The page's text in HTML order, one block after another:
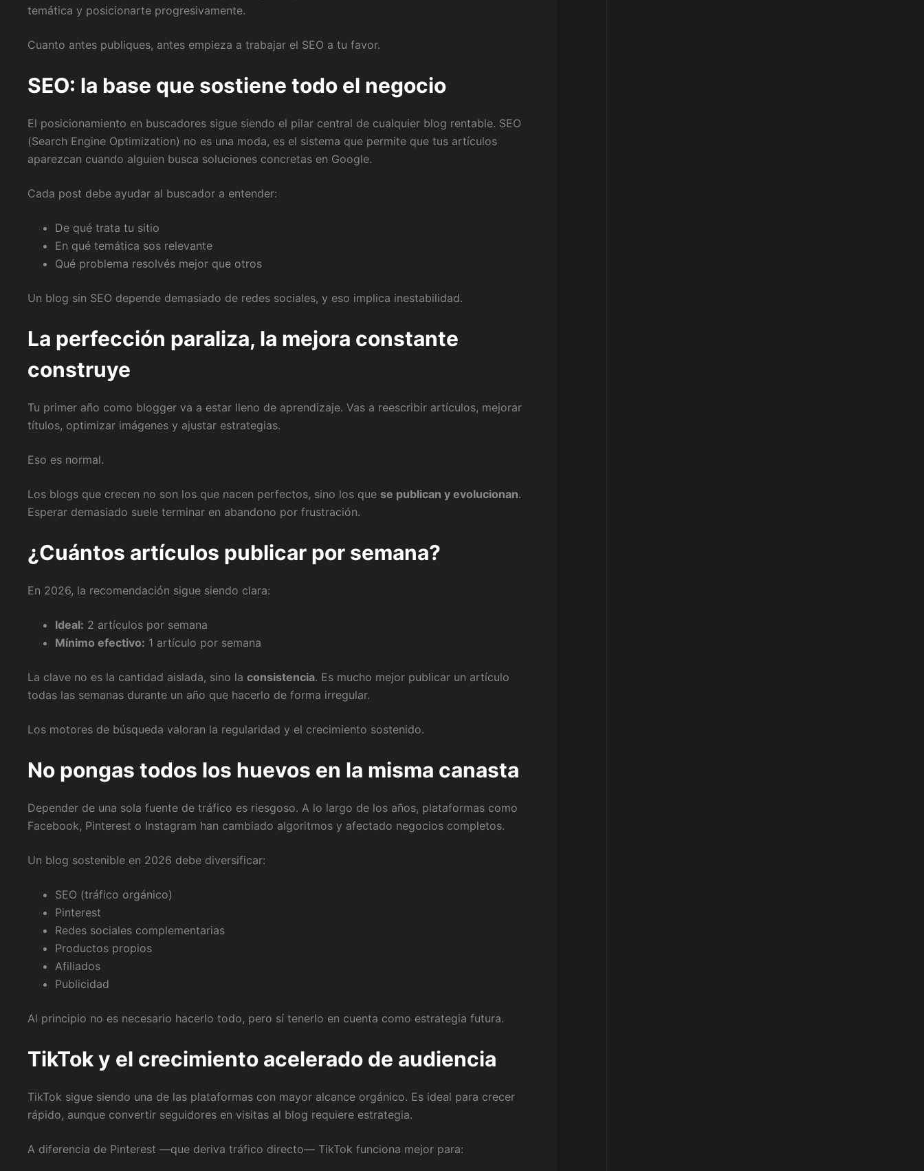
temática y posicionarte progresivamente.
Cuanto antes publiques, antes empieza a trabajar el SEO a tu favor.
SEO: la base que sostiene todo el negocio
El posicionamiento en buscadores sigue siendo el pilar central de cualquier blog rentable. SEO
(Search Engine Optimization) no es una moda, es el sistema que permite que tus artículos
aparezcan cuando alguien busca soluciones concretas en Google.
Cada post debe ayudar al buscador a entender:
De qué trata tu sitio
En qué temática sos relevante
Qué problema resolvés mejor que otros
Un blog sin SEO depende demasiado de redes sociales, y eso implica inestabilidad.
La perfección paraliza, la mejora constante
construye
Tu primer año como blogger va a estar lleno de aprendizaje. Vas a reescribir artículos, mejorar
títulos, optimizar imágenes y ajustar estrategias.
Eso es normal.
Los blogs que crecen no son los que nacen perfectos, sino los que se publican y evolucionan.
Esperar demasiado suele terminar en abandono por frustración.
¿Cuántos artículos publicar por semana?
En 2026, la recomendación sigue siendo clara:
Ideal: 2 artículos por semana
Mínimo efectivo: 1 artículo por semana
La clave no es la cantidad aislada, sino la consistencia. Es mucho mejor publicar un artículo
todas las semanas durante un año que hacerlo de forma irregular.
Los motores de búsqueda valoran la regularidad y el crecimiento sostenido.
No pongas todos los huevos en la misma canasta
Depender de una sola fuente de tráfico es riesgoso. A lo largo de los años, plataformas como
Facebook, Pinterest o Instagram han cambiado algoritmos y afectado negocios completos.
Un blog sostenible en 2026 debe diversificar:
SEO (tráfico orgánico)
Pinterest
Redes sociales complementarias
Productos propios
Afiliados
Publicidad
Al principio no es necesario hacerlo todo, pero sí tenerlo en cuenta como estrategia futura.
TikTok y el crecimiento acelerado de audiencia
TikTok sigue siendo una de las plataformas con mayor alcance orgánico. Es ideal para crecer
rápido, aunque convertir seguidores en visitas al blog requiere estrategia.
A diferencia de Pinterest —que deriva tráfico directo— TikTok funciona mejor para: